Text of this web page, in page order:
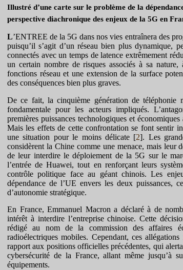
Illustré d’une carte sur le problème de la
perspective diachronique des enjeux de la 5G en
L’ENTREE de la 5G dans nos vies entraînera des
puisqu’il s’agit d’un réseau bien plus dynamique,
connectés avec un temps de latence extrêmement
un certain nombre de risques associés à sa
fonctions réseau et une extension de la surface
des conséquences bien plus graves.
De ce fait, la cinquième génération de téléphonie
fondamentale pour les acteurs impliqués.
premières puissances technologiques et
Mais les effets de cette confrontation se font sentir
une situation pour le moins délicate [2]. Les
considèrent la Chine comme une menace, mais leur
de leur interdire le déploiement de la 5G sur le
l’entrée de Huawei, tout en renforçant leurs
contrôle politique face au géant chinois. Les
dépendance de l’UE envers les deux puissances,
d’autonomie stratégique.
En France, Emmanuel Macron a déclaré à de
intérêt à interdire l’entreprise chinoise. Cette
rédigé au nom de la commission des affaires
radioélectriques mobiles. Cependant, ces
rapport aux positions officielles précédentes, qui
cybersécurité de la France, allant même jusqu’à
équipements.